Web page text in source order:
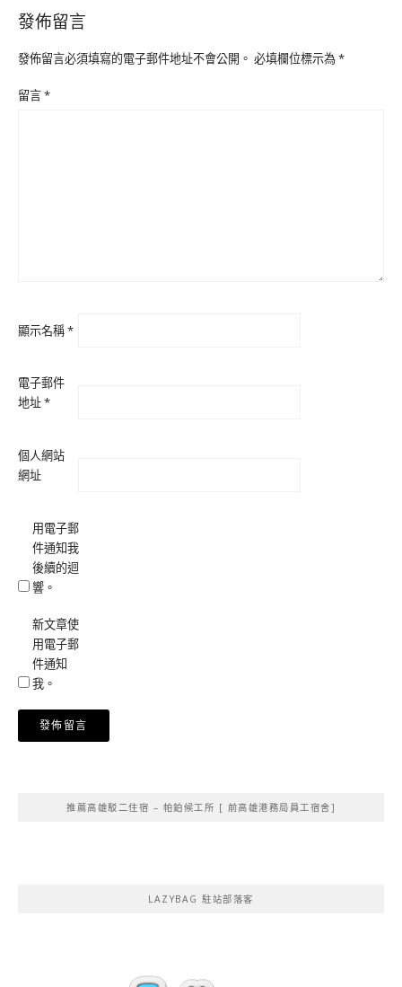
發佈留言
發佈留言必須填寫的電子郵件地址不會公開。 必填欄位標示為*
留言*
顯示名稱*
電子郵件
地址*
個人網站
網址
用電子郵
件通知我
後續的迴
響。
新文章使
用電子郵
件通知
我。
推薦高雄駁二住宿 – 帕鉑候工所 [ 前高雄港務局員工宿舍]
LAZYBAG 駐站部落客